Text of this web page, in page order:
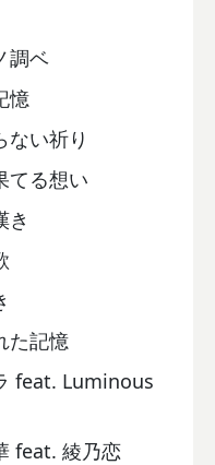
調ベ
憶
ない祈り
てる想い
き
た記憶
feat. Luminous
feat. 綾乃恋